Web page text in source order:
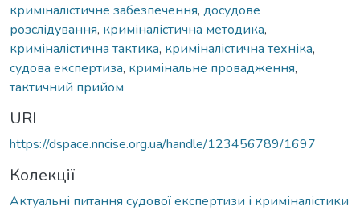
криміналістичне забезпечення, досудове
розслідування, криміналістична методика,
криміналістична тактика, криміналістична техніка,
судова експертиза, кримінальне провадження,
тактичний прийом
URI
https://dspace.nncise.org.ua/handle/123456789/1697
Колекції
Актуальні питання судової експертизи і криміналістики